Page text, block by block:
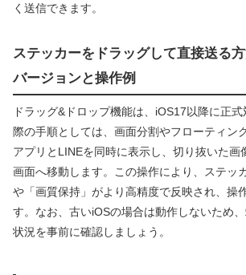
く送信できます。
ステッカーをドラッグして直接送る
バージョンと操作例
ドラッグ&ドロップ機能は、iOS17以降に正
際の手順としては、画面分割やフローティン
アプリとLINEを同時に表示し、切り抜いた画
画面へ移動します。この操作により、ステッ
や「画質保持」がより高精度で反映され、操
す。なお、古いiOSの場合は動作しないため
状況を事前に確認しましょう。